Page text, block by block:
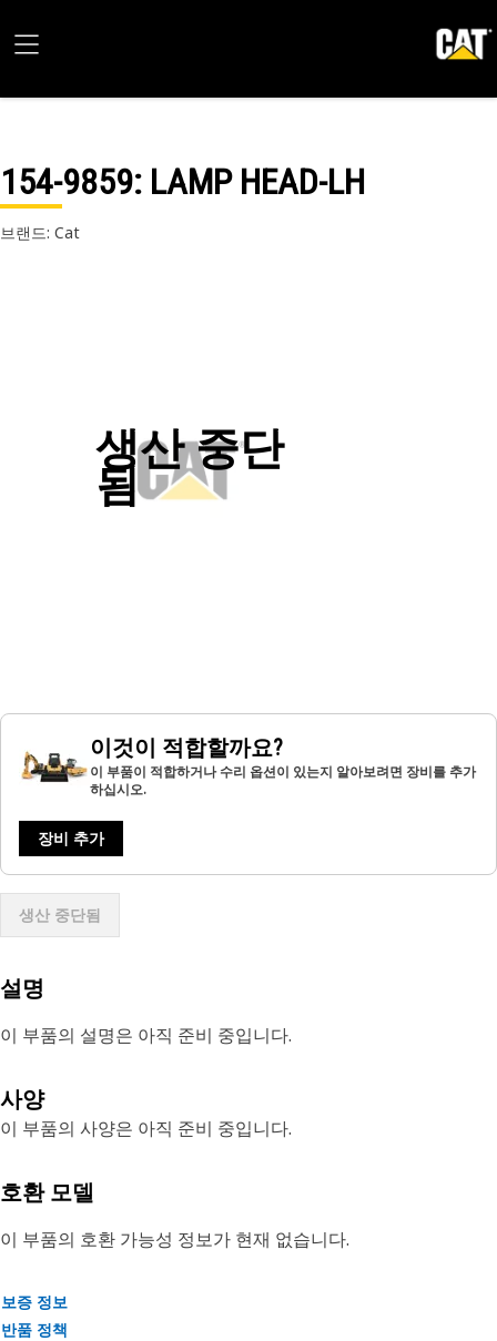
154-9859: LAMP HEAD-LH
브랜드: Cat
생산 중단
됨
이것이 적합할까요?
이 부품이 적합하거나 수리 옵션이 있는지 알아보려면 장비를 추가
하십시오.
장비 추가
생산 중단됨
설명
이 부품의 설명은 아직 준비 중입니다.
사양
이 부품의 사양은 아직 준비 중입니다.
호환 모델
이 부품의 호환 가능성 정보가 현재 없습니다.
보증 정보
반품 정책